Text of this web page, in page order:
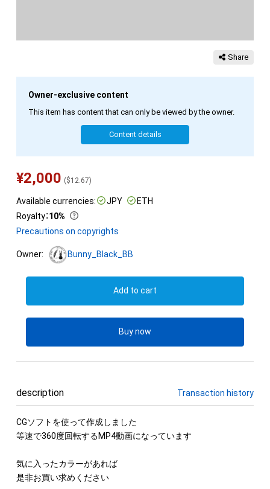
Share
Owner-exclusive content
This item has content that can only be viewed by the owner.
Content details
¥2,000 ($12.67)
Available currencies: JPY
ETH
Royalty：10%
Precautions on copyrights
Owner: Bunny_Black_BB
Add to cart
Buy now
description Transaction history
CGソフトを使って作成しました
等速で360度回転するMP4動画になっています
気に入ったカラーがあれば
是非お買い求めください